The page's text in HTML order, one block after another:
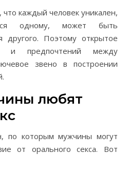
каждый человек уникален,
одному, может быть
другого. Поэтому открытое
и предпочтений между
звено в построении
любят
по которым мужчины могут
от орального секса. Вот